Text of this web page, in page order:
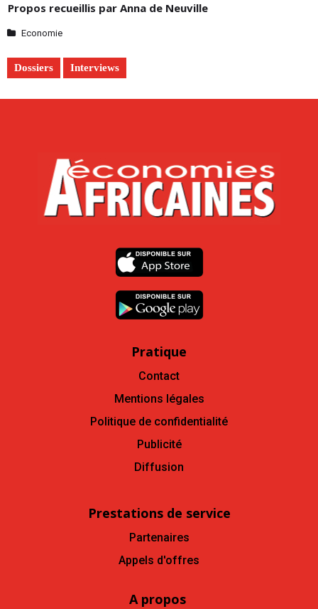
Propos recueillis par Anna de Neuville
Economie
Dossiers Interviews
Pratique
Contact
Mentions légales
Politique de confidentialité
Publicité
Diffusion
Prestations de service
Partenaires
Appels d'offres
A propos